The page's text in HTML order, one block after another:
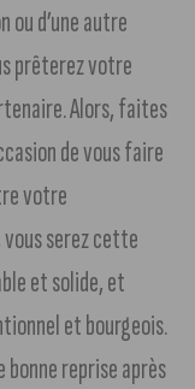
ou d’une autre
prêterez votre
Alors, faites
de vous faire
votre
serez cette
et solide, et
et bourgeois.
bonne reprise après